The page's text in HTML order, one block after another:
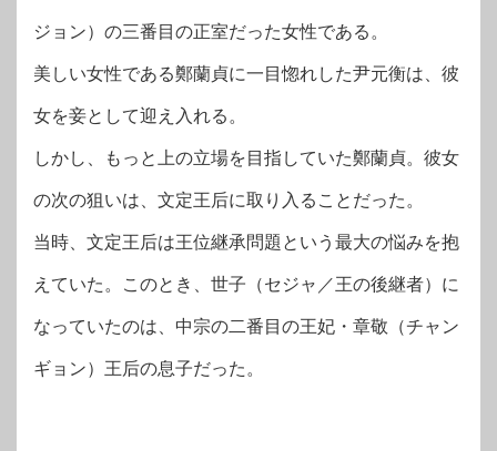
ジョン）の三番目の正室だった女性である。
美しい女性である鄭蘭貞に一目惚れした尹元衡は、彼
女を妾として迎え入れる。
しかし、もっと上の立場を目指していた鄭蘭貞。彼女
の次の狙いは、文定王后に取り入ることだった。
当時、文定王后は王位継承問題という最大の悩みを抱
えていた。このとき、世子（セジャ／王の後継者）に
なっていたのは、中宗の二番目の王妃・章敬（チャン
ギョン）王后の息子だった。